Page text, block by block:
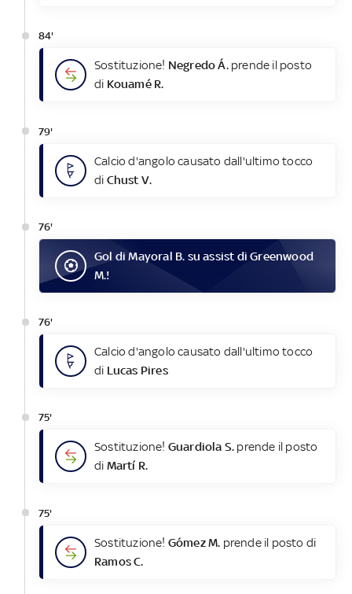
84'
Sostituzione! Negredo Á.prende il posto
di Kouamé R.
79'
Calcio d'angolo causato dall'ultimo tocco
di Chust V.
76'
Gol diMayoral B. su assist diGreenwood
M.!
76'
Calcio d'angolo causato dall'ultimo tocco
di Lucas Pires
75'
Sostituzione! Guardiola S. prende il posto
di Martí R.
75'
Sostituzione! Gómez M. prende il posto di
Ramos C.